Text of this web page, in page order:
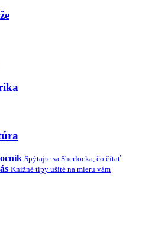
Spýtajte sa Sherlocka, čo čítať
Knižné tipy ušité na mieru vám